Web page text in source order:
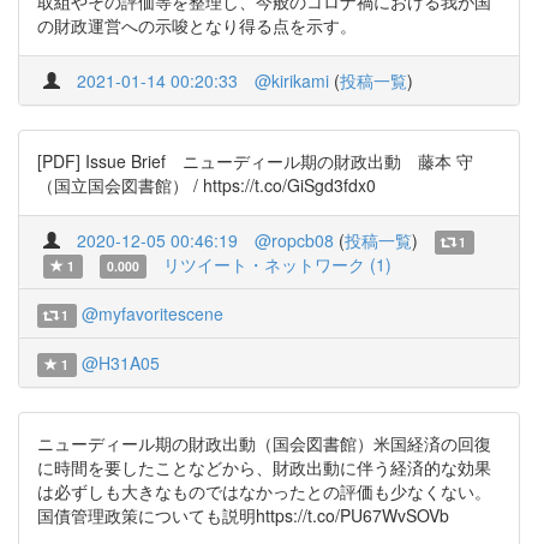
の財政運営への示唆となり得る点を示す。
2021-01-14 00:20:33 @kirikami (投稿一覧)
[PDF] Issue Brief ニューディール期の財政出動 藤本 守
（国立国会図書館） / https://t.co/GiSgd3fdx0
2020-12-05 00:46:19 @ropcb08 (投稿一覧)
1
1
0.000 リツイート・ネットワーク (1)
1 @myfavoritescene
1 @H31A05
ニューディール期の財政出動（国会図書館）米国経済の回復
に時間を要したことなどから、財政出動に伴う経済的な効果
は必ずしも大きなものではなかったとの評価も少なくない。
国債管理政策についても説明https://t.co/PU67WvSOVb